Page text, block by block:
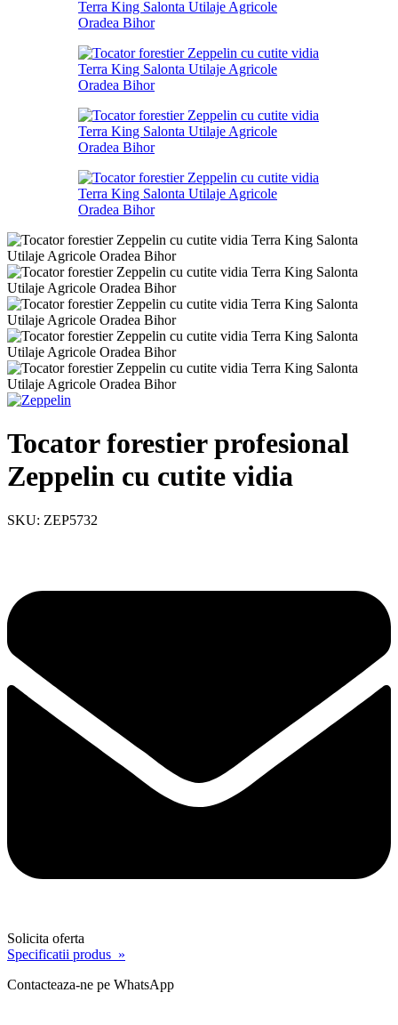
Tocator forestier profesional
Zeppelin cu cutite vidia
SKU: ZEP5732
Solicita oferta
Specificatii produs »
Contacteaza-ne pe WhatsApp